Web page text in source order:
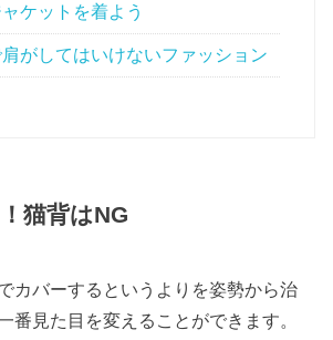
ケットを着よう
がしてはいけないファッション
猫背はNG
カバーするというよりを姿勢から治
番見た目を変えることができます。